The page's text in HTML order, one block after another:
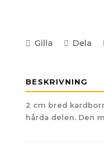
Gilla Dela
BESKRIVNING
2 cm bred
hårda delen. Den